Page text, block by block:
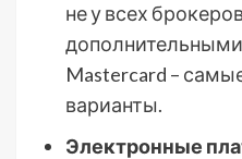
не у всех
Mastercard –
варианты.
Электронные